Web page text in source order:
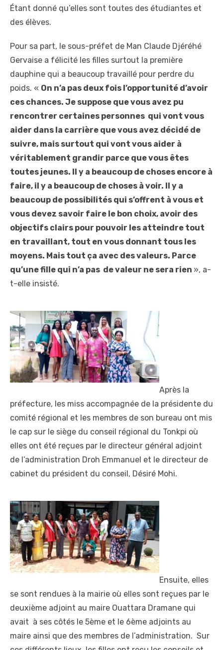
Étant donné qu’elles sont toutes des étudiantes et
des élèves.
Pour sa part, le sous-préfet de Man Claude Djéréhé
Gervaise a félicité les filles surtout la première
dauphine qui a beaucoup travaillé pour perdre du
poids. « On n’a pas deux fois l’opportunité d’avoir
ces chances. Je suppose que vous avez pu
rencontrer certaines personnes qui vont vous
aider dans la carrière que vous avez décidé de
suivre, mais surtout qui vont vous aider à
véritablement grandir parce que vous êtes
toutes jeunes. Il y a beaucoup de choses encore à
faire, il y a beaucoup de choses à voir. Il y a
beaucoup de possibilités qui s’offrent à vous et
vous devez savoir faire le bon choix, avoir des
objectifs clairs pour pouvoir les atteindre tout
en travaillant, tout en vous donnant tous les
moyens. Mais tout ça avec des valeurs. Parce
qu’une fille qui n’a pas de valeur ne sera rien », a-
t-elle insisté.
Après la
préfecture, les miss accompagnée de la présidente du
comité régional et les membres de son bureau ont mis
le cap sur le siège du conseil régional du Tonkpi où
elles ont été reçues par le directeur général adjoint
de l’administration Droh Emmanuel et le directeur de
cabinet du président du conseil, Désiré Mohi.
Ensuite, elles
se sont rendues à la mairie où elles sont reçues par le
deuxième adjoint au maire Ouattara Dramane qui
avait à ses côtés le 5ème et le 6ème adjoints au
maire ainsi que des membres de l’administration. Sur